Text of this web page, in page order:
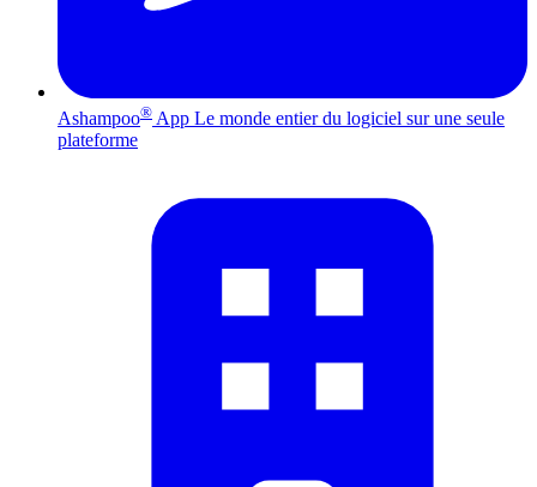
Ashampoo® App Le monde entier du logiciel sur une seule
plateforme